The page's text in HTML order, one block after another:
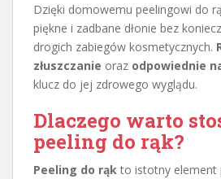
Dzięki domowemu peelingowi do
piękne i zadbane dłonie bez
drogich zabiegów kosmetycznych.
złuszczanie oraz odpowiednie
klucz do jej zdrowego wyglądu.
Dlaczego warto
peeling do rąk?
Peeling do rąk to istotny element